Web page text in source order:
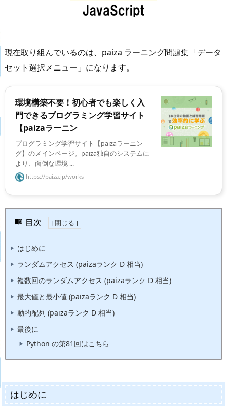
現在取り組んでいるのは、paiza ラーニング問題集「データ
セット選択メニュー」になります。
環境構築不要！初心者でも楽しく入
門できるプログラミング学習サイト
【paizaラーニン
プログラミング学習サイト【paizaラーニン
グ】のメインページ。paiza独自のシステムに
より、面倒な環境 ...
https://paiza.jp/works
目次
はじめに
ランダムアクセス (paizaランク D 相当)
複数回のランダムアクセス (paizaランク D 相当)
最大値と最小値 (paizaランク D 相当)
動的配列 (paizaランク D 相当)
最後に
Python の第81回はこちら
はじめに